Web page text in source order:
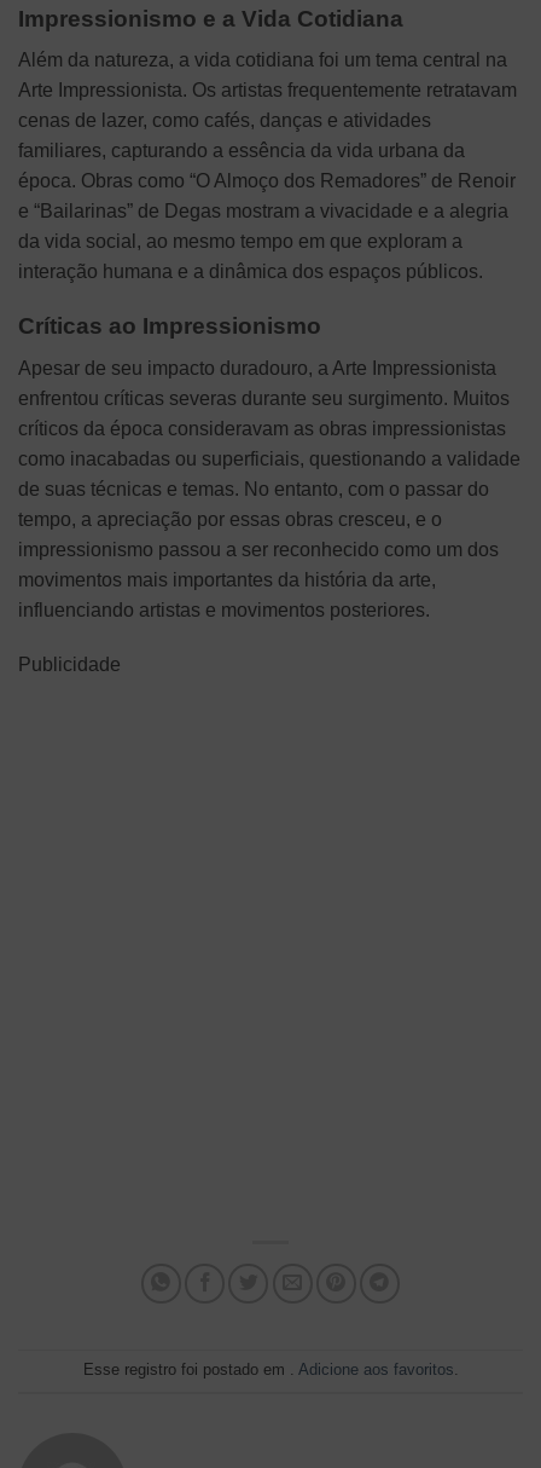
Impressionismo e a Vida Cotidiana
Além da natureza, a vida cotidiana foi um tema central na
Arte Impressionista. Os artistas frequentemente retratavam
cenas de lazer, como cafés, danças e atividades
familiares, capturando a essência da vida urbana da
época. Obras como “O Almoço dos Remadores” de Renoir
e “Bailarinas” de Degas mostram a vivacidade e a alegria
da vida social, ao mesmo tempo em que exploram a
interação humana e a dinâmica dos espaços públicos.
Críticas ao Impressionismo
Apesar de seu impacto duradouro, a Arte Impressionista
enfrentou críticas severas durante seu surgimento. Muitos
críticos da época consideravam as obras impressionistas
como inacabadas ou superficiais, questionando a validade
de suas técnicas e temas. No entanto, com o passar do
tempo, a apreciação por essas obras cresceu, e o
impressionismo passou a ser reconhecido como um dos
movimentos mais importantes da história da arte,
influenciando artistas e movimentos posteriores.
Publicidade
Esse registro foi postado em . Adicione aos favoritos